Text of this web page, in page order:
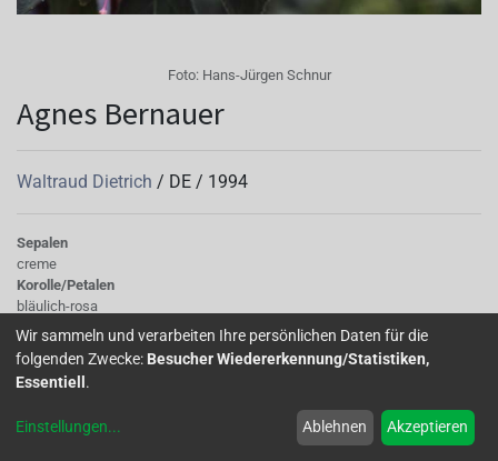
Foto: Hans-Jürgen Schnur
Agnes Bernauer
Waltraud Dietrich / DE / 1994
Sepalen
creme
Korolle/Petalen
bläulich-rosa
Knospe/Blüte
gefüllt, gross
Wuchs
stehend
Wir sammeln und verarbeiten Ihre persönlichen Daten für die
folgenden Zwecke: Besucher Wiedererkennung/Statistiken,
Essentiell .
Einstellungen... Ablehnen Akzeptieren